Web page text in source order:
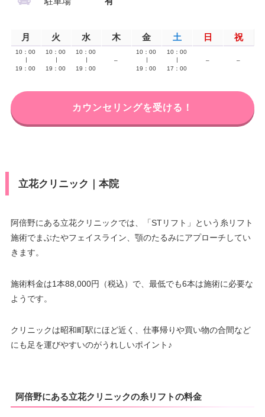
月 火 水 木 金 土 日 祝
10：00
19：00
10：00
19：00
10：00
19：00
–
10：00
19：00
10：00
17：00
– –
カウンセリングを受ける！
立花クリニック｜本院
阿倍野にある立花クリニックでは、「STリフト」という糸リフト
施術でまぶたやフェイスライン、顎のたるみにアプローチしてい
きます。
施術料金は1本88,000円（税込）で、最低でも6本は施術に必要な
ようです。
クリニックは昭和町駅にほど近く、仕事帰りや買い物の合間など
にも足を運びやすいのがうれしいポイント♪
阿倍野にある立花クリニックの糸リフトの料金